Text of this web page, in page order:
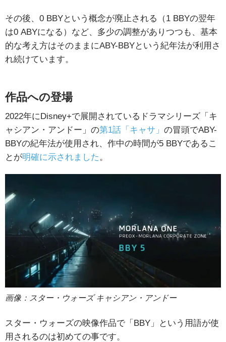
その後、0 BBYという概念が廃止される（1 BBYの翌年
は0 ABYになる）など、多少の調整がありつつも、基本
的な考え方はそのままにABY-BBYという紀年法が利用さ
れ続けています。
作品への登場
2022年にDisney+で展開されているドラマシリーズ「キ
ャシアン・アンドー」の第1話「キャサ」 の冒頭でABY-
BBYの紀年法が使用され、作中の時間が5 BBYであるこ
とが明確に示されました。
画像：スター・ウォーズ キャシアン・アンドー
スター・ウォーズの映像作品で「BBY」という用語が使
用されるのは初めての事です。